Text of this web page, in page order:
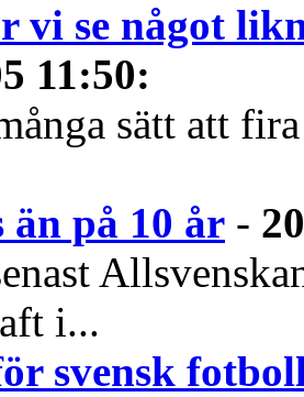
vi se något
11:50:
sätt att
än på 10 år -
i...
svensk